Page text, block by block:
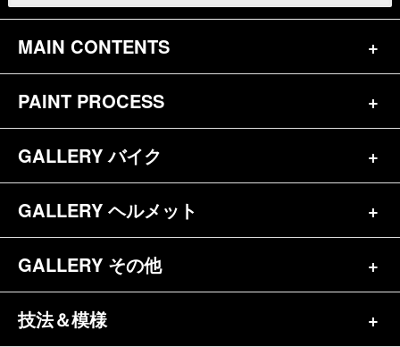
MAIN CONTENTS
トップページ
お問合せ
参考価格
キャンディペイントとは？
メディア掲載（18）
PAINT PROCESS
バイク（180）
ヘルメット（84）
GALLERY バイク
バイク一覧（184）
ハーレー（141）
GALLERY ヘルメット
ヘルメット一覧（139）
半ヘル（39）
GALLERY その他
その他一覧（92）
技法＆模様